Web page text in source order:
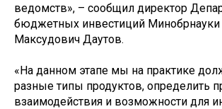
ведомств», – сообщил директор
бюджетных инвестиций Минобрнауки
Максудович Даутов.
«На данном этапе мы на практике
разные типы продуктов, определить
взаимодействия и возможности для